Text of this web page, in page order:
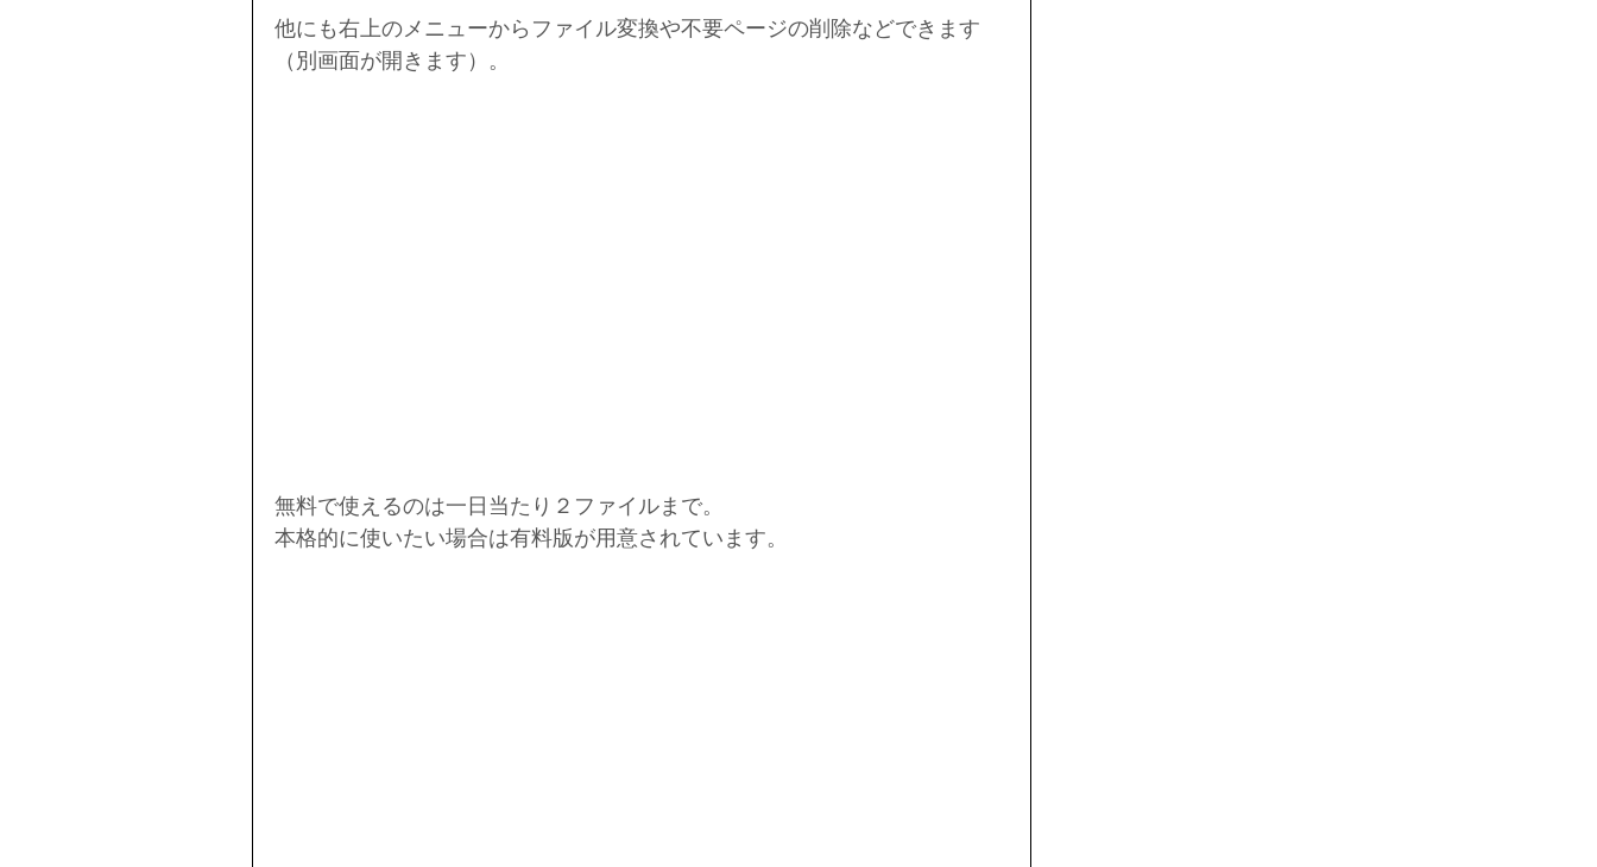
他にも右上のメニューからファイル変換や不要ページの削除などできます
（別画面が開きます）。
無料で使えるのは一日当たり２ファイルまで。
本格的に使いたい場合は有料版が用意されています。